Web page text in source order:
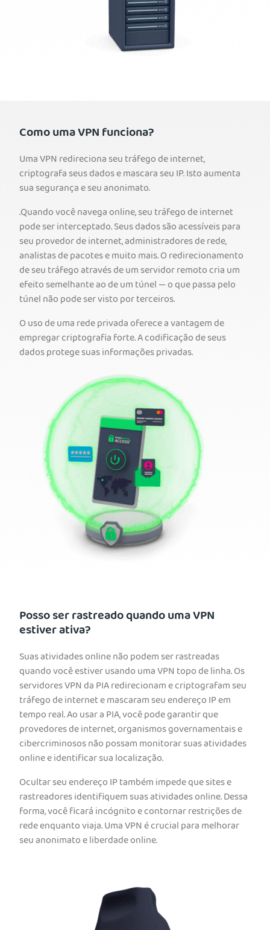
Como uma VPN funciona?
Uma VPN redireciona seu tráfego de internet,
criptografa seus dados e mascara seu IP. Isto aumenta
sua segurança e seu anonimato.
.Quando você navega online, seu tráfego de internet
pode ser interceptado. Seus dados são acessíveis para
seu provedor de internet, administradores de rede,
analistas de pacotes e muito mais. O redirecionamento
de seu tráfego através de um servidor remoto cria um
efeito semelhante ao de um túnel — o que passa pelo
túnel não pode ser visto por terceiros.
O uso de uma rede privada oferece a vantagem de
empregar criptografia forte. A codificação de seus
dados protege suas informações privadas.
Posso ser rastreado quando uma VPN
estiver ativa?
Suas atividades online não podem ser rastreadas
quando você estiver usando uma VPN topo de linha. Os
servidores VPN da PIA redirecionam e criptografam seu
tráfego de internet e mascaram seu endereço IP em
tempo real. Ao usar a PIA, você pode garantir que
provedores de internet, organismos governamentais e
cibercriminosos não possam monitorar suas atividades
online e identificar sua localização.
Ocultar seu endereço IP também impede que sites e
rastreadores identifiquem suas atividades online. Dessa
forma, você ficará incógnito e contornar restrições de
rede enquanto viaja. Uma VPN é crucial para melhorar
seu anonimato e liberdade online.